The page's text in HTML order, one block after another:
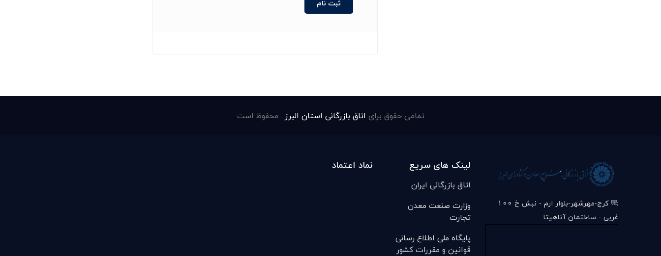
تمامی حقوق برای اتاق بازرگانی استان البرز . محفوظ است
کرج-مهرشهر-بلوار ارم - نبش خ 100
غربی - ساختمان آناهیتا
لینک های سریع
اتاق بازرگانی ایران
وزارت صنعت معدن
تجارت
پایگاه ملی اطلاع رسانی
قوانین و مقررات کشور
نماد اعتماد